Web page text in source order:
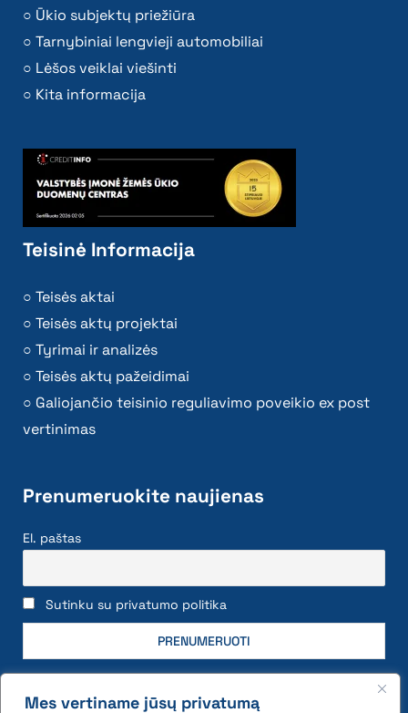
Mes vertiname jūsų privatumą
Ūkio subjektų priežiūra
Tarnybiniai lengvieji automobiliai
Lėšos veiklai viešinti
Kita informacija
Teisinė Informacija
Teisės aktai
Teisės aktų projektai
Tyrimai ir analizės
Teisės aktų pažeidimai
Galiojančio teisinio reguliavimo poveikio ex post
vertinimas
Prenumeruokite naujienas
El. paštas
Sutinku su privatumo politika